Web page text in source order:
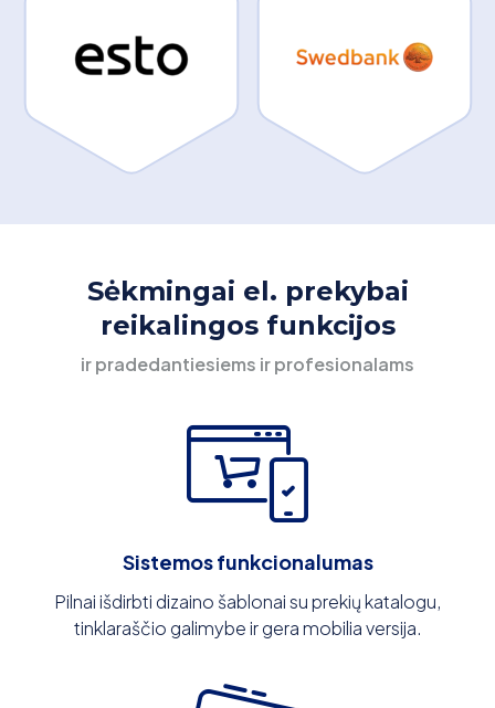
Sėkmingai el. prekybai
reikalingos funkcijos
ir pradedantiesiems ir profesionalams
Sistemos funkcionalumas
Pilnai išdirbti dizaino šablonai su prekių katalogu,
tinklaraščio galimybe ir gera mobilia versija.